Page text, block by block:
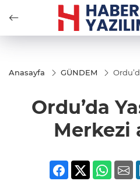
Anasayfa GÜNDEM
Ordu’da
Merkezi
açılıyor
Ordu’da
Merkezi